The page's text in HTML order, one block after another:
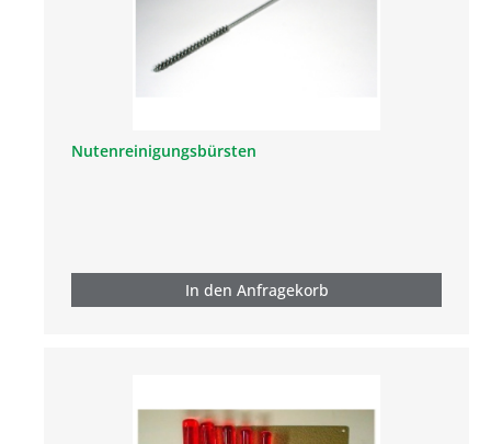
Nutenreinigungsbürsten
In den Anfragekorb